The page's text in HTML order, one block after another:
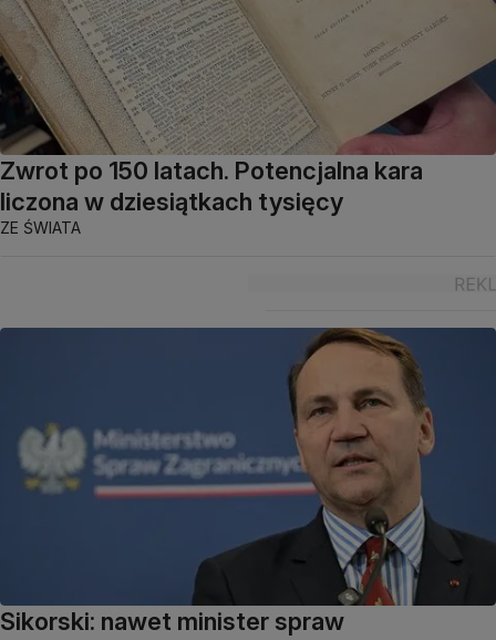
Zwrot po 150 latach. Potencjalna kara
liczona w dziesiątkach tysięcy
ZE ŚWIATA
Sikorski: nawet minister spraw